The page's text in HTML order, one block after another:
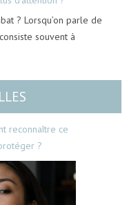
? Lorsqu’on parle de
souvent à
reconnaître ce
?